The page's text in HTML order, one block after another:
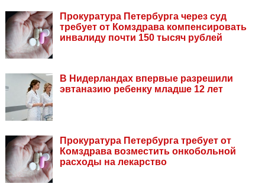
Прокуратура Петербурга через суд
требует от Комздрава компенсировать
инвалиду почти 150 тысяч рублей
В Нидерландах впервые разрешили
эвтаназию ребенку младше 12 лет
Прокуратура Петербурга требует от
Комздрава возместить онкобольной
расходы на лекарство